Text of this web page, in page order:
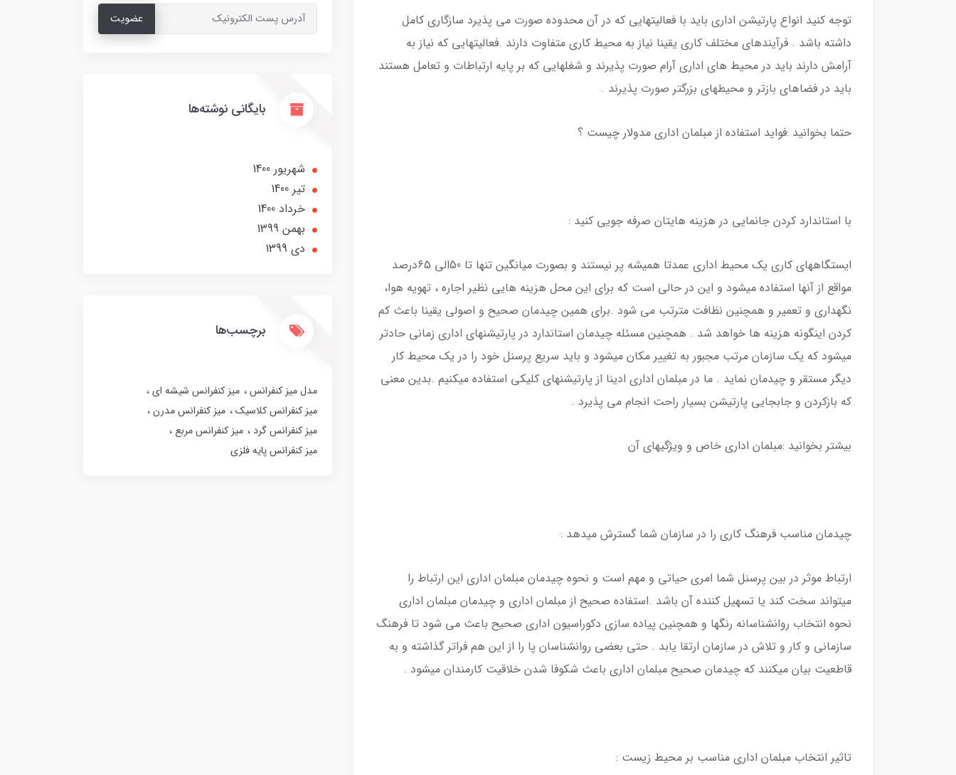
توجه کنید انواع پارتیشن اداری باید با فعالیتهایی که در آن محدوده صورت می پذیرد سازگاری کامل
داشته باشد . فرآیندهای مختلف کاری یقینا نیاز به محیط کاری متفاوت دارند .فعالیتهایی که نیاز به
آرامش دارند باید در محیط های اداری آرام صورت پذیرند و شغلهایی که بر پایه ارتباطات و تعامل هستند
باید در فضاهای بازتر و محیطهای بزرگتر صورت پذیرند .
حتما بخوانید :فواید استفاده از مبلمان اداری مدولار چیست ؟
با استاندارد کردن جانمایی در هزینه هایتان صرفه جویی کنید :
ایستگاههای کاری یک محیط اداری عمدتا همیشه پر نیستند و بصورت میانگین تنها تا 50الی 65درصد
مواقع از آنها استفاده میشود و این در حالی است که برای این محل هزینه هایی نظیر اجاره ، تهویه هوا،
نگهداری و تعمیر و همچنین نظافت مترتب می شود .برای همین چیدمان صحیح و اصولی یقینا باعث کم
کردن اینگونه هزینه ها خواهد شد . همچنین مسئله چیدمان استاندارد در پارتیشنهای اداری زمانی حادتر
میشود که یک سازمان مرتب مجبور به تغییر مکان میشود و باید سریع پرسنل خود را در یک محیط کار
دیگر مستقر و چیدمان نماید . ما در مبلمان اداری ادینا از پارتیشنهای کلیکی استفاده میکنیم .بدین معنی
که بازکردن و جابجایی پارتیشن بسیار راحت انجام می پذیرد .
بیشتر بخوانید :مبلمان اداری خاص و ویژگیهای آن
چیدمان مناسب فرهنگ کاری را در سازمان شما گسترش میدهد :
ارتباط موثر در بین پرسنل شما امری حیاتی و مهم است و نحوه چیدمان مبلمان اداری این ارتباط را
میتواند سخت کند یا تسهیل کننده آن باشد .استفاده صحیح از مبلمان اداری و چیدمان مبلمان اداری
نحوه انتخاب روانشناسانه رنگها و همچنین پیاده سازی دکوراسیون اداری صحیح باعث می شود تا فرهنگ
سازمانی و کار و تلاش در سازمان ارتقا یابد . حتی بعضی روانشناسان پا را از این هم فراتر گذاشته و به
قاطعیت بیان میکنند که چیدمان صحیح مبلمان اداری باعث شکوفا شدن خلاقیت کارمندان میشود .
تاثیر انتخاب مبلمان اداری مناسب بر محیط زیست :
عضویت
بایگانی نوشته‌ها
شهریور 1400
تير 1400
خرداد 1400
بهمن 1399
دی 1399
برچسب‌ها
مدل میز کنفرانس
میز کنفرانس شیشه ای
میز کنفرانس کلاسیک
میز کنفرانس مدرن
میز کنفرانس گرد
میز کنفرانس مربع
میز کنفرانس پایه فلزی